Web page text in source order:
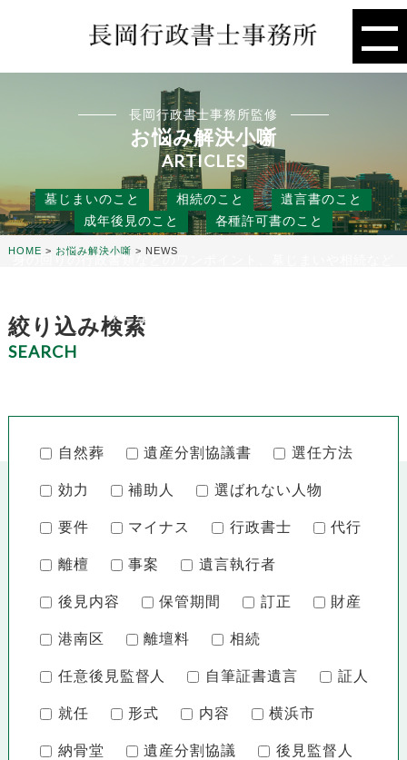
長岡行政書士事務所監修
お悩み解決小噺
ARTICLES
墓じまいのこと 相続のこと
遺言書のこと
成年後見のこと
各種許可書のこと
身の回りの行政書類などのワンポイント、墓じまいや相続など
ネになる小噺をお届けします。
HOME > お悩み解決小噺 > NEWS
絞り込み検索
SEARCH
自然葬 遺産分割協議書 選任方法
効力 補助人 選ばれない人物
要件 マイナス 行政書士 代行
離檀 事案 遺言執行者
後見内容 保管期間 訂正 財産
港南区 離壇料 相続
任意後見監督人 自筆証書遺言 証人
就任 形式 内容 横浜市
納骨堂 遺産分割協議 後見監督人